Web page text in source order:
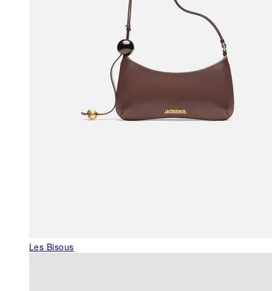
Les Bisous